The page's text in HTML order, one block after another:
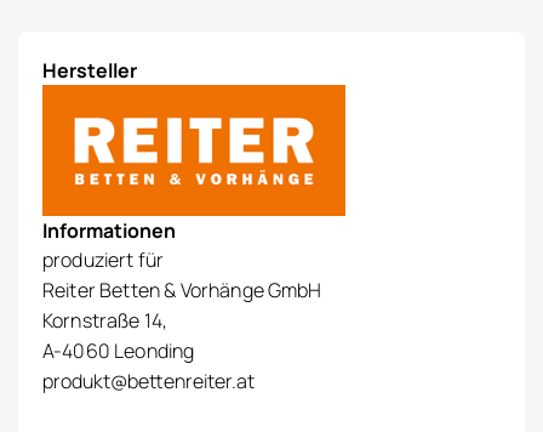
Hersteller
Informationen
produziert für
Reiter Betten & Vorhänge GmbH
Kornstraße 14,
A-4060 Leonding
produkt@bettenreiter.at